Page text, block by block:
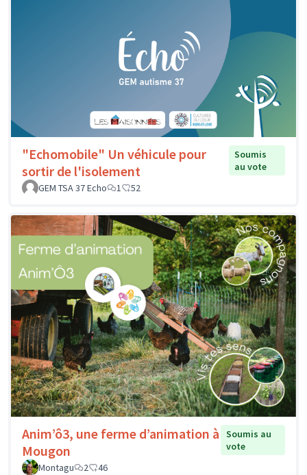
"Echomobile" Un véhicule pour
sortir de l'isolement
Soumis
au vote
GEM TSA 37 Echo
1 52
Anim’ô3, une ferme d’animation à
Mougon
Soumis au
vote
Montagu
2 46